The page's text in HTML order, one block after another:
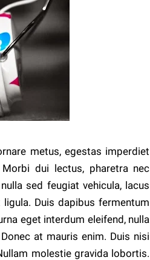
metus, egestas imperdiet
dui lectus, pharetra nec
sed feugiat vehicula, lacus
Duis dapibus fermentum
eget interdum eleifend, nulla
at mauris enim. Duis nisi
molestie gravida lobortis.